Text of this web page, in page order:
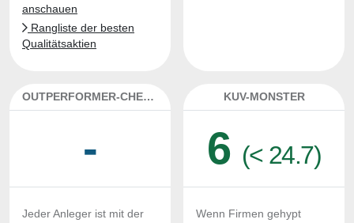
anschauen
Rangliste der besten
Qualitätsaktien
OUTPERFORMER-CHECK
-
Jeder Anleger ist mit der
KUV-MONSTER
6 (< 24.7)
Wenn Firmen gehypt